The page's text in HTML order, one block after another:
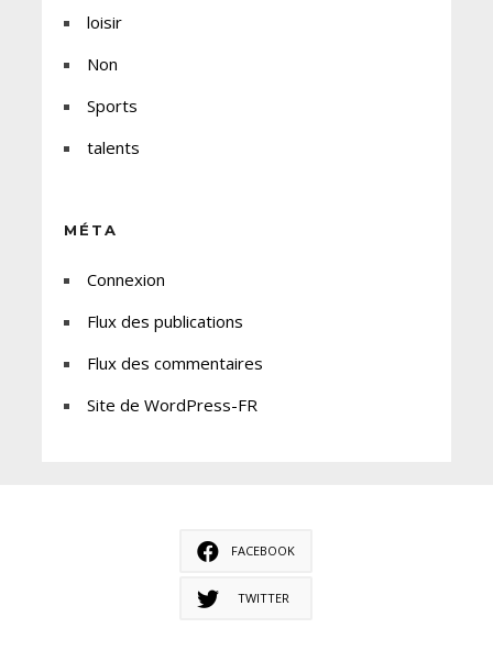
loisir
Non
Sports
talents
MÉTA
Connexion
Flux des publications
Flux des commentaires
Site de WordPress-FR
FACEBOOK
TWITTER